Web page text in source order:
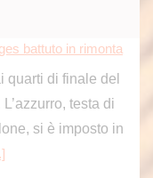
battuto in rimonta
quarti di finale del
testa di
si è imposto in